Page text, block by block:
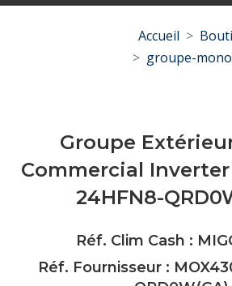
Accueil
groupe-
Groupe
Commercial Inverter
24HFN8-
Réf. Clim Cash :
Réf. Fournisseur :